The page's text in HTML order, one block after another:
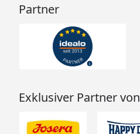
Partner
Exklusiver Partner von